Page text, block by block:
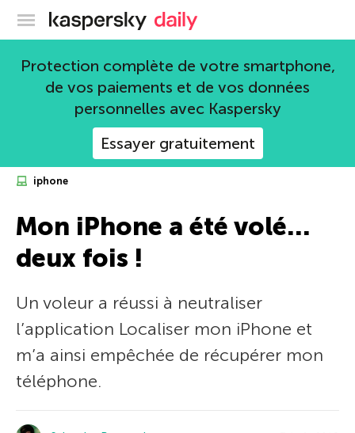
Blog officiel de Kaspersky
Protection complète de votre smartphone,
de vos paiements et de vos données
personnelles avec Kaspersky
Essayer gratuitement
iphone
Mon iPhone a été volé…
deux fois !
Un voleur a réussi à neutraliser
l’application Localiser mon iPhone et
m’a ainsi empêchée de récupérer mon
téléphone.